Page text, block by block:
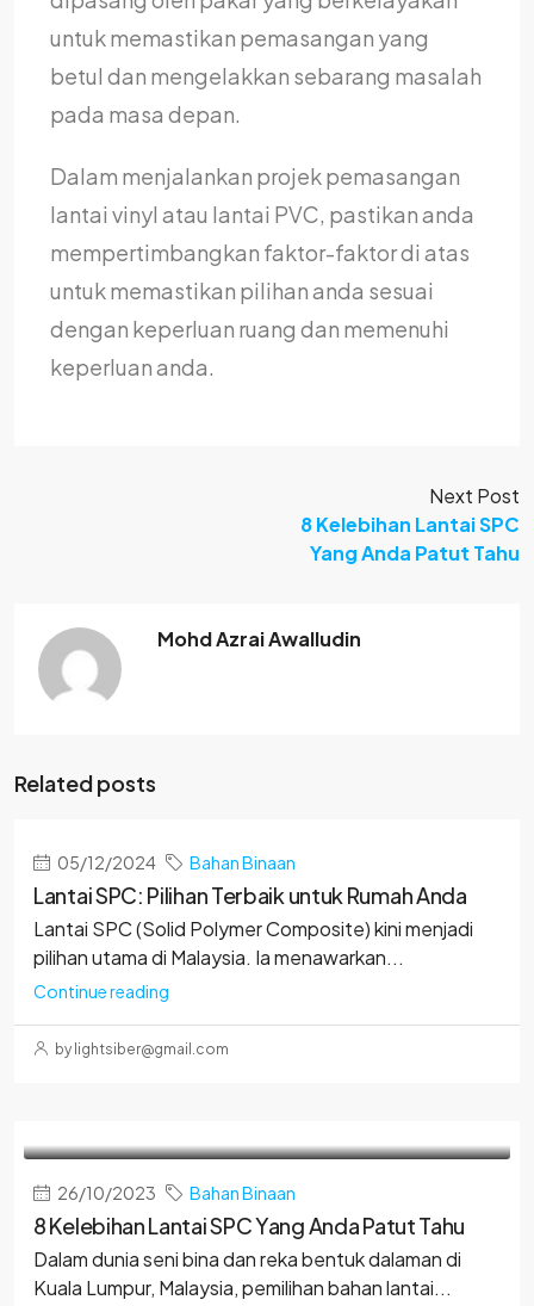
untuk memastikan pemasangan yang
betul dan mengelakkan sebarang masalah
pada masa depan.
Dalam menjalankan projek pemasangan
lantai vinyl atau lantai PVC, pastikan anda
mempertimbangkan faktor-faktor di atas
untuk memastikan pilihan anda sesuai
dengan keperluan ruang dan memenuhi
keperluan anda.
Next Post
8 Kelebihan Lantai SPC
Yang Anda Patut Tahu
Mohd Azrai Awalludin
Related posts
05/12/2024 Bahan Binaan
Lantai SPC: Pilihan Terbaik untuk Rumah Anda
Lantai SPC (Solid Polymer Composite) kini menjadi
pilihan utama di Malaysia. Ia menawarkan...
Continue reading
by lightsiber@gmail.com
26/10/2023 Bahan Binaan
8 Kelebihan Lantai SPC Yang Anda Patut Tahu
Dalam dunia seni bina dan reka bentuk dalaman di
Kuala Lumpur, Malaysia, pemilihan bahan lantai...